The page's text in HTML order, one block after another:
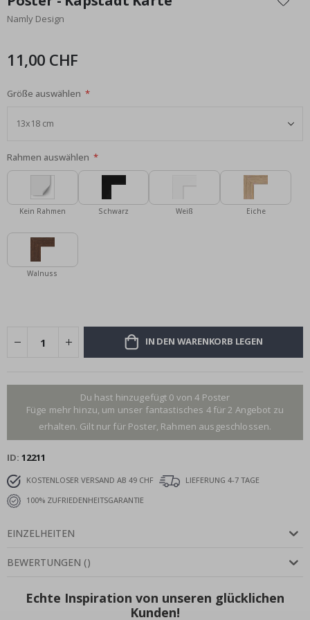
der
Bildgalerie
Namly Design
11,00 CHF
Größe auswählen
Rahmen auswählen
Kein Rahmen Schwarz Weiß Eiche
Walnuss
IN DEN WARENKORB LEGEN
Du hast hinzugefügt 0 von 4 Poster
Füge mehr hinzu, um unser fantastisches 4 für 2 Angebot zu
erhalten. Gilt nur für Poster, Rahmen ausgeschlossen.
ID 12211
KOSTENLOSER VERSAND AB 49 CHF
LIEFERUNG 4-7 TAGE
100% ZUFRIEDENHEITSGARANTIE
EINZELHEITEN
BEWERTUNGEN ()
Echte Inspiration von unseren glücklichen
Kunden!